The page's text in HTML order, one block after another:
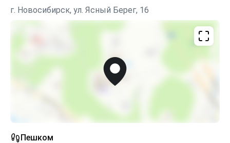
г. Новосибирск, ул. Ясный Берег, 16
Пешком